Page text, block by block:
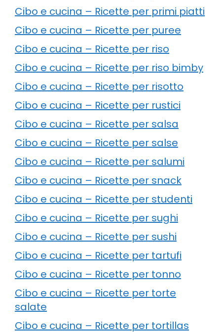
Cibo e cucina – Ricette per primi piatti
Cibo e cucina – Ricette per puree
Cibo e cucina – Ricette per riso
Cibo e cucina – Ricette per riso bimby
Cibo e cucina – Ricette per risotto
Cibo e cucina – Ricette per rustici
Cibo e cucina – Ricette per salsa
Cibo e cucina – Ricette per salse
Cibo e cucina – Ricette per salumi
Cibo e cucina – Ricette per snack
Cibo e cucina – Ricette per studenti
Cibo e cucina – Ricette per sughi
Cibo e cucina – Ricette per sushi
Cibo e cucina – Ricette per tartufi
Cibo e cucina – Ricette per tonno
Cibo e cucina – Ricette per torte
salate
Cibo e cucina – Ricette per tortillas